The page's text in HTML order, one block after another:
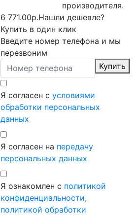
производителя.
6 771.00р.Нашли дешевле?
Купить в один клик
Введите номер телефона и мы
перезвоним
Купить
Я согласен с условиями
обработки персональных
данных
Я согласен на передачу
персональных данных
Я ознакомлен с политикой
конфиденциальности,
политикой обработки